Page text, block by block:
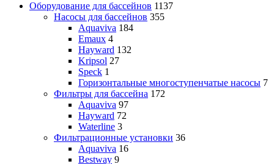
Оборудование для бассейнов 1137
Насосы для бассейнов 355
Aquaviva 184
Emaux 4
Hayward 132
Kripsol 27
Speck 1
Горизонтальные многоступенчатые насосы 7
Фильтры для бассейна 172
Aquaviva 97
Hayward 72
Waterline 3
Фильтрационные установки 36
Aquaviva 16
Bestway 9